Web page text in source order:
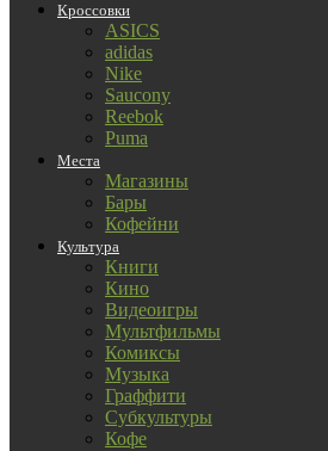
Кроссовки
ASICS
adidas
Nike
Saucony
Reebok
Puma
Места
Магазины
Бары
Кофейни
Культура
Книги
Кино
Видеоигры
Мультфильмы
Комиксы
Музыка
Граффити
Субкультуры
Кофе